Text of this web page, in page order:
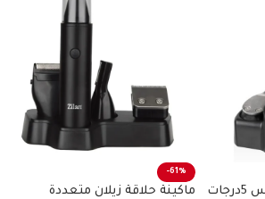
-61%
ماكينة حلاقة زيلان متعددة